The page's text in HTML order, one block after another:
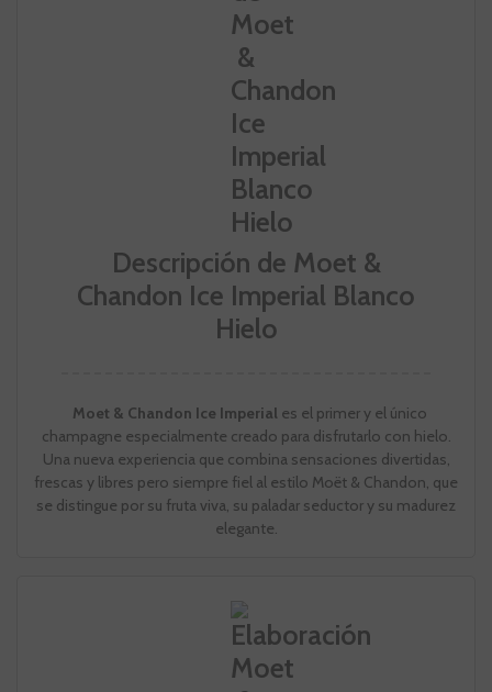
Descripción de Moet &
Chandon Ice Imperial Blanco
Hielo
Moet & Chandon Ice Imperial es el primer y el único
champagne especialmente creado para disfrutarlo con hielo.
Una nueva experiencia que combina sensaciones divertidas,
frescas y libres pero siempre fiel al estilo Moët & Chandon, que
se distingue por su fruta viva, su paladar seductor y su madurez
elegante.